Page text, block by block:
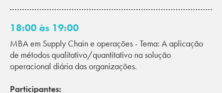
18:00 às 19:00
MBA em Supply Chain e operações - Tema: A aplicação
de métodos qualitativo/quantitativo na solução
operacional diária das organizações.
Participantes: